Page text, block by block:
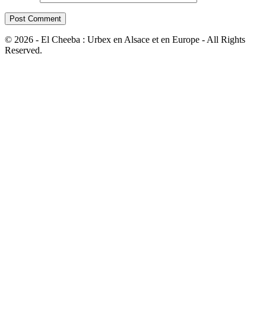
© 2026 - El Cheeba : Urbex en Alsace et en Europe - All Rights
Reserved.